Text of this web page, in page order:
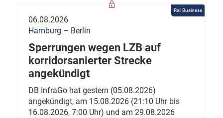
Rail Business
06.08.2026
Hamburg – Berlin
Sperrungen wegen LZB auf
korridorsanierter Strecke
angekündigt
DB InfraGo hat gestern (05.08.2026)
angekündigt, am 15.08.2026 (21:10 Uhr bis
16.08.2026, 7:00 Uhr) und am 29.08.2026